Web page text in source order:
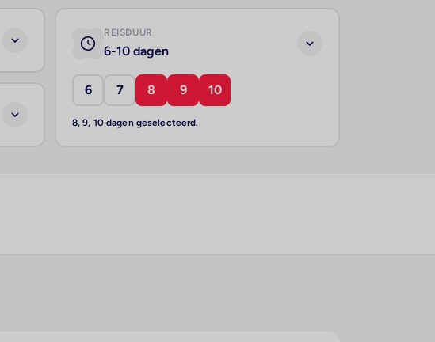
REISDUUR
6-10 dagen
6 7 8 9 10
8, 9, 10 dagen geselecteerd.